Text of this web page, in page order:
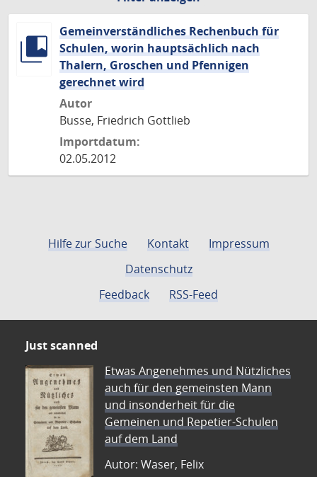
Gemeinverständliches Rechenbuch für
Schulen, worin hauptsächlich nach
Thalern, Groschen und Pfennigen
gerechnet wird
Autor
Busse, Friedrich Gottlieb
Importdatum:
02.05.2012
Hilfe zur Suche Kontakt
Impressum
Datenschutz
Feedback
RSS-Feed
Just scanned
Etwas Angenehmes und Nützliches
auch für den gemeinsten Mann
und insonderheit für die
Gemeinen und Repetier-Schulen
auf dem Land
Autor: Waser, Felix